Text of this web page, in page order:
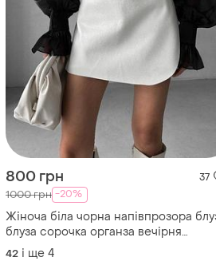
800 грн 37
1000 грн -20%
Жіноча біла чорна напівпрозора
блуза сорочка органза вечірня
святкова
42 і ще 4